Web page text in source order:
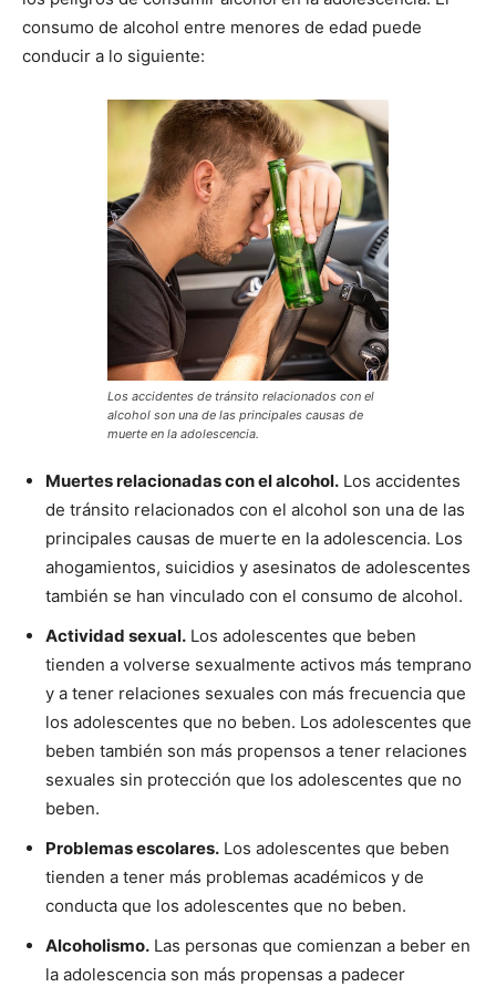
consumo de alcohol entre menores de edad puede
conducir a lo siguiente:
Los accidentes de tránsito relacionados con el
alcohol son una de las principales causas de
muerte en la adolescencia.
Muertes relacionadas con el alcohol. Los accidentes
de tránsito relacionados con el alcohol son una de las
principales causas de muerte en la adolescencia. Los
ahogamientos, suicidios y asesinatos de adolescentes
también se han vinculado con el consumo de alcohol.
Actividad sexual. Los adolescentes que beben
tienden a volverse sexualmente activos más temprano
y a tener relaciones sexuales con más frecuencia que
los adolescentes que no beben. Los adolescentes que
beben también son más propensos a tener relaciones
sexuales sin protección que los adolescentes que no
beben.
Problemas escolares. Los adolescentes que beben
tienden a tener más problemas académicos y de
conducta que los adolescentes que no beben.
Alcoholismo. Las personas que comienzan a beber en
la adolescencia son más propensas a padecer